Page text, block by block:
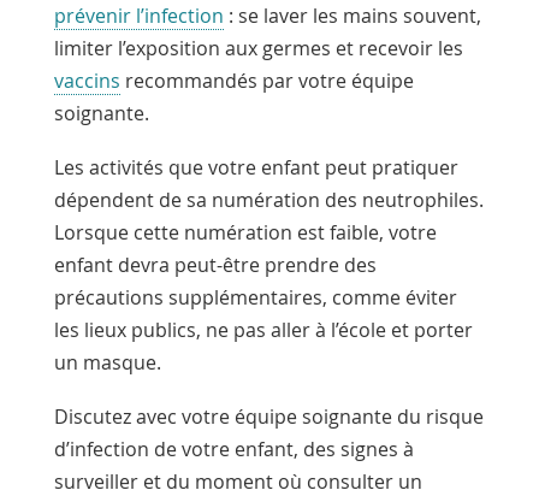
prévenir l’infection : se laver les mains souvent,
limiter l’exposition aux germes et recevoir les
vaccins recommandés par votre équipe
soignante.
Les activités que votre enfant peut pratiquer
dépendent de sa numération des neutrophiles.
Lorsque cette numération est faible, votre
enfant devra peut-être prendre des
précautions supplémentaires, comme éviter
les lieux publics, ne pas aller à l’école et porter
un masque.
Discutez avec votre équipe soignante du risque
d’infection de votre enfant, des signes à
surveiller et du moment où consulter un